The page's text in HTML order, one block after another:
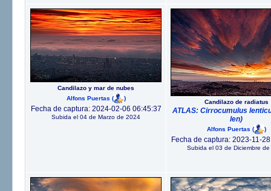
Candilazo y mar de nubes
Alfons Puertas ( )
Fecha de captura: 2024-02-06 06:45:37
Subida el 04 de Marzo de 2024
Candilazo de radiatus
ATLAS: Cirrocumulus
len)
Alfons Puertas ( )
Fecha de captura: 2023-11-
Subida el 03 de Diciembre